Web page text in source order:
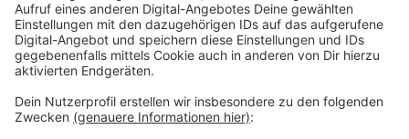
zu wollen. Der Finanzaussschuss hat diesen Plänen
zugestimmt.
Anzeige